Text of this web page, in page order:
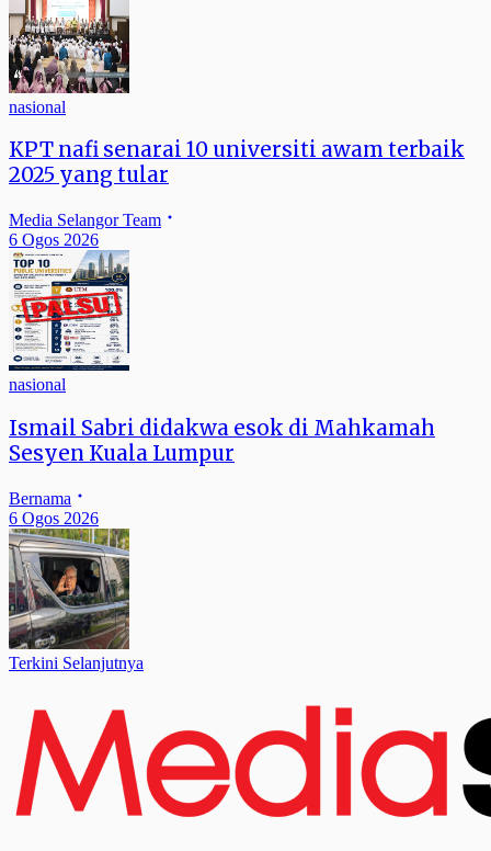
nasional
KPT nafi senarai 10 universiti awam terbaik
2025 yang tular
Media Selangor Team
6 Ogos 2026
nasional
Ismail Sabri didakwa esok di Mahkamah
Sesyen Kuala Lumpur
Bernama
6 Ogos 2026
Terkini Selanjutnya